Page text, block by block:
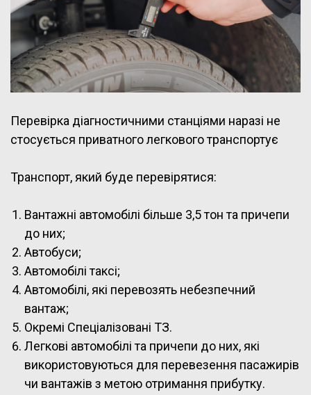
Перевірка діагностичними станціями наразі не
стосується приватного легкового транспортує
Транспорт, який буде перевірятися:
Вантажні автомобілі більше 3,5 тон та причепи
до них;
Автобуси;
Автомобілі таксі;
Автомобілі, які перевозять небезпечний
вантаж;
Окремі Спеціалізовані ТЗ.
Легкові автомобілі та причепи до них, які
використовуються для перевезення пасажирів
чи вантажів з метою отримання прибутку.